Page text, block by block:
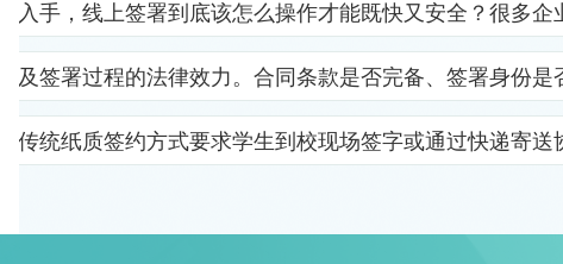
入手，线上签署到底该怎么操作才能既快又安全？很多
签署过程的法律效力。合同条款是否完备、签署身
统纸质签约方式要求学生到校现场签字或通过快递